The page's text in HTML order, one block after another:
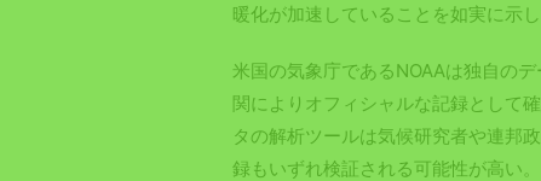
暖化が加速していることを如実に示し
米国の気象庁であるNOAAは独自の
関によりオフィシャルな記録として
タの解析ツールは気候研究者や連邦
録もいずれ検証される可能性が高い。